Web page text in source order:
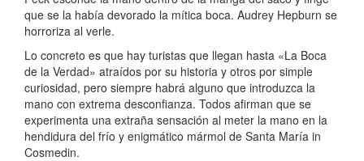
que se la había devorado la mítica boca. Audrey Hepburn se
horroriza al verle.
Lo concreto es que hay turistas que llegan hasta «La Boca
de la Verdad» atraídos por su historia y otros por simple
curiosidad, pero siempre habrá alguno que introduzca la
mano con extrema desconfianza. Todos afirman que se
experimenta una extraña sensación al meter la mano en la
hendidura del frío y enigmático mármol de Santa María in
Cosmedin.